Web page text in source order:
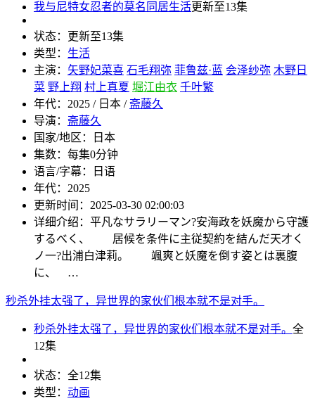
我与尼特女忍者的莫名同居生活更新至13集
状态：
更新至13集
类型： 生活
主演： 矢野妃菜喜 石毛翔弥 菲鲁兹·蓝 会泽纱弥 木野日
菜 野上翔 村上真夏 堀江由衣 千叶繁
年代： 2025 / 日本 /斋藤久
导演： 斋藤久
国家/地区：
日本
集数： 每集0分钟
语言/字幕：
日语
年代： 2025
更新时间： 2025-03-30 02:00:03
详细介绍： 平凡なサラリーマン?安海政を妖魔から守護
するべく、 居候を条件に主従契約を結んだ天才く
ノ一?出浦白津莉。 颯爽と妖魔を倒す姿とは裏腹
に、 …
秒杀外挂太强了，异世界的家伙们根本就不是对手。
秒杀外挂太强了，异世界的家伙们根本就不是对手。 全
12集
状态： 全12集
类型： 动画